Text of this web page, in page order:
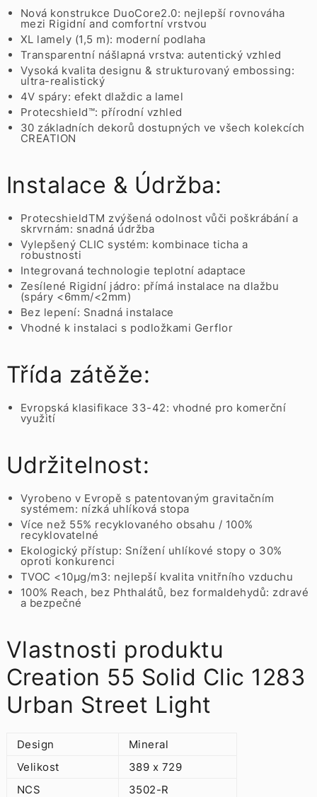
Nová konstrukce DuoCore2.0: nejlepší rovnováha
mezi Rigidní and comfortní vrstvou
XL lamely (1,5 m): moderní podlaha
Transparentní nášlapná vrstva: autentický vzhled
Vysoká kvalita designu & strukturovaný embossing:
ultra-realistický
4V spáry: efekt dlaždic a lamel
Protecshield™: přírodní vzhled
30 základních dekorů dostupných ve všech kolekcích
CREATION
Instalace & Údržba:
ProtecshieldTM zvýšená odolnost vůči poškrábání a
skrvrnám: snadná údržba
Vylepšený CLIC systém: kombinace ticha a
robustnosti
Integrovaná technologie teplotní adaptace
Zesílené Rigidní jádro: přímá instalace na dlažbu
(spáry <6mm/<2mm)
Bez lepení: Snadná instalace
Vhodné k instalaci s podložkami Gerflor
Třída zátěže:
Evropská klasifikace 33-42: vhodné pro komerční
využití
Udržitelnost:
Vyrobeno v Evropě s patentovaným gravitačním
systémem: nízká uhlíková stopa
Více než 55% recyklovaného obsahu / 100%
recyklovatelné
Ekologický přístup: Snížení uhlíkové stopy o 30%
oproti konkurenci
TVOC <10µg/m3: nejlepší kvalita vnitřního vzduchu
100% Reach, bez Phthalátů, bez formaldehydů: zdravé
a bezpečné
Vlastnosti produktu
Creation 55 Solid Clic 1283
Urban Street Light
Design
Mineral
Velikost
389 x 729
NCS
3502-R